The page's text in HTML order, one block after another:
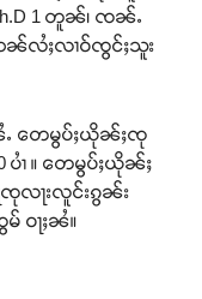
1 တူၼ်၊ ၸၼ်ႉ
ၼ်လႆႈလၢဝ်ၸွင်ႈသူး
ႉ တေမွပ်ႈယိုၼ်ႈၸု
ပၢႆ ။ တေမွပ်ႈယိုၼ်ႈ
လႃးလူင်းၵွၼ်း
ဝႃႈၼႆ။